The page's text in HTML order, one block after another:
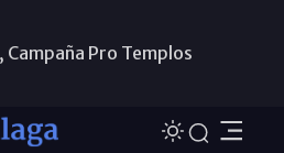
Campaña Pro Templos